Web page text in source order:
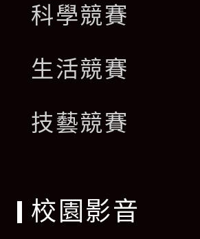
科學競賽
生活競賽
技藝競賽
校園影音